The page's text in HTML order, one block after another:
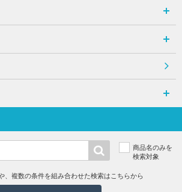
商品名のみを
検索対象
、複数の条件を組み合わせた検索はこちらから